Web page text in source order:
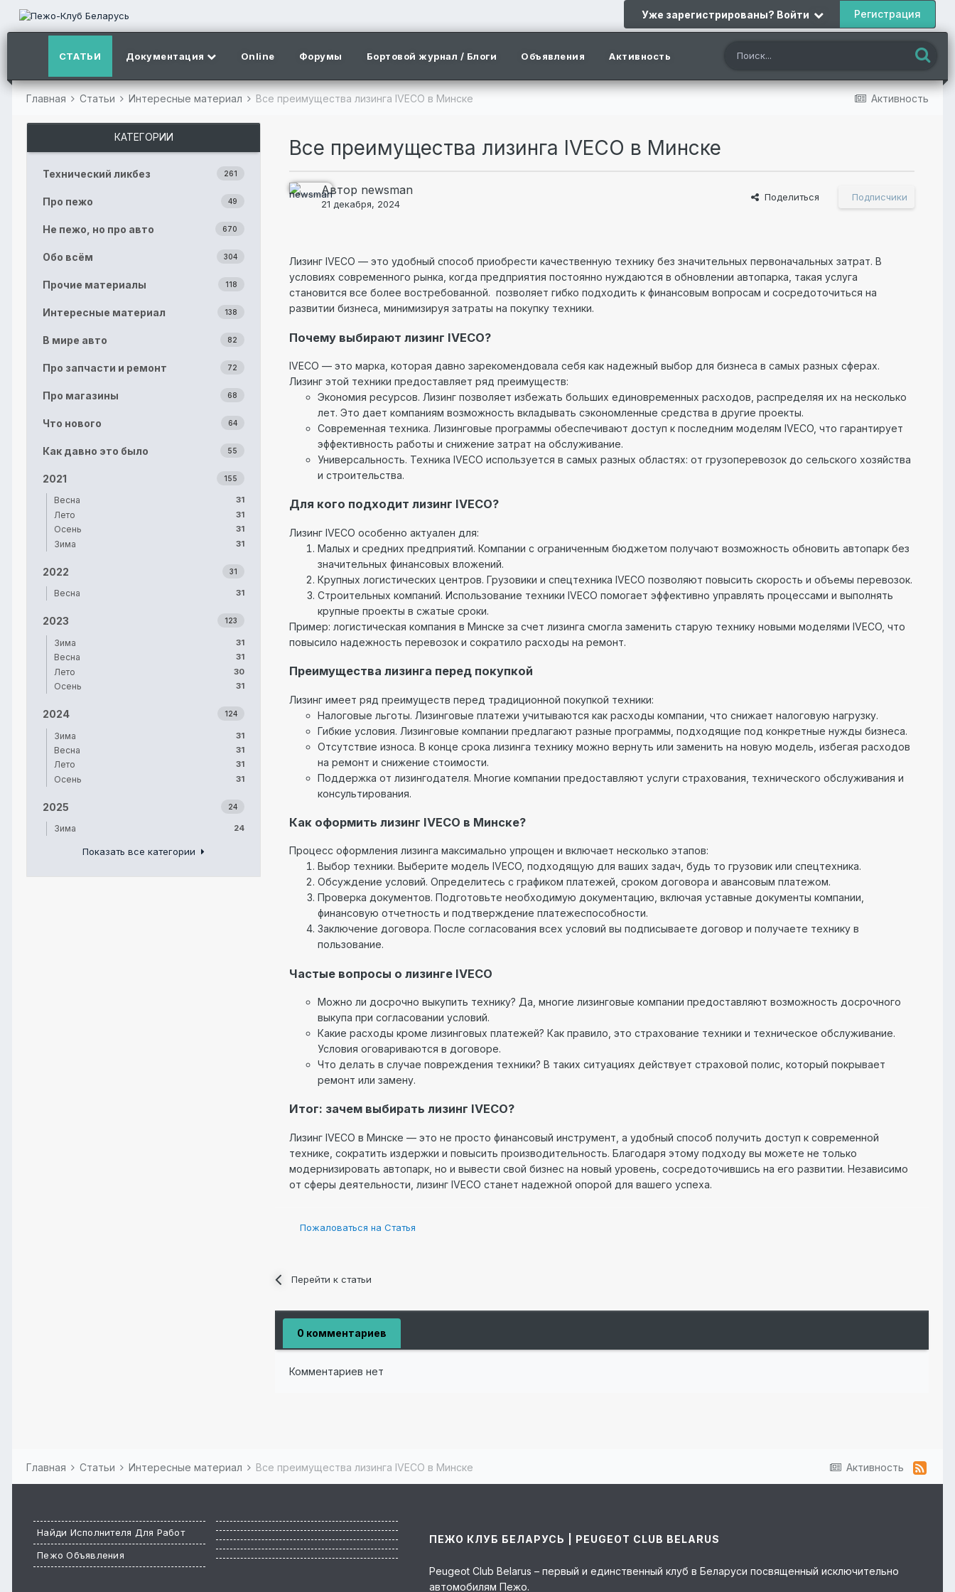
Уже зарегистрированы? Войти Регистрация
СТАТЬИ Документация Online Форумы Бортовой журнал / Блоги Объявления Активность
Активность
Главная Статьи Интересные материал Все преимущества лизинга IVECO в Минске
КАТЕГОРИИ
261
Технический ликбез
49
Про пежо
670
Не пежо, но про авто
304
Обо всём
118
Прочие материалы
138
Интересные материал
82
В мире авто
72
Про запчасти и ремонт
68
Про магазины
64
Что нового
55
Как давно это было
155
2021
31
Весна
31
Лето
31
Осень
31
Зима
31
2022
31
Весна
123
2023
31
Зима
31
Весна
30
Лето
31
Осень
124
2024
31
Зима
31
Весна
31
Лето
31
Осень
24
2025
24
Зима
Показать все категории
Все преимущества лизинга IVECO в Минске
Автор newsman
21 декабря, 2024
Поделиться Подписчики
Лизинг IVECO — это удобный способ приобрести качественную технику без значительных первоначальных затрат. В
условиях современного рынка, когда предприятия постоянно нуждаются в обновлении автопарка, такая услуга
становится все более востребованной. позволяет гибко подходить к финансовым вопросам и сосредоточиться на
развитии бизнеса, минимизируя затраты на покупку техники.
Почему выбирают лизинг IVECO?
IVECO — это марка, которая давно зарекомендовала себя как надежный выбор для бизнеса в самых разных сферах.
Лизинг этой техники предоставляет ряд преимуществ:
Экономия ресурсов. Лизинг позволяет избежать больших единовременных расходов, распределяя их на несколько
лет. Это дает компаниям возможность вкладывать сэкономленные средства в другие проекты.
Современная техника. Лизинговые программы обеспечивают доступ к последним моделям IVECO, что гарантирует
эффективность работы и снижение затрат на обслуживание.
Универсальность. Техника IVECO используется в самых разных областях: от грузоперевозок до сельского хозяйства
и строительства.
Для кого подходит лизинг IVECO?
Лизинг IVECO особенно актуален для:
Малых и средних предприятий. Компании с ограниченным бюджетом получают возможность обновить автопарк без
значительных финансовых вложений.
Крупных логистических центров. Грузовики и спецтехника IVECO позволяют повысить скорость и объемы перевозок.
Строительных компаний. Использование техники IVECO помогает эффективно управлять процессами и выполнять
крупные проекты в сжатые сроки.
Пример: логистическая компания в Минске за счет лизинга смогла заменить старую технику новыми моделями IVECO, что
повысило надежность перевозок и сократило расходы на ремонт.
Преимущества лизинга перед покупкой
Лизинг имеет ряд преимуществ перед традиционной покупкой техники:
Налоговые льготы. Лизинговые платежи учитываются как расходы компании, что снижает налоговую нагрузку.
Гибкие условия. Лизинговые компании предлагают разные программы, подходящие под конкретные нужды бизнеса.
Отсутствие износа. В конце срока лизинга технику можно вернуть или заменить на новую модель, избегая расходов
на ремонт и снижение стоимости.
Поддержка от лизингодателя. Многие компании предоставляют услуги страхования, технического обслуживания и
консультирования.
Как оформить лизинг IVECO в Минске?
Процесс оформления лизинга максимально упрощен и включает несколько этапов:
Выбор техники. Выберите модель IVECO, подходящую для ваших задач, будь то грузовик или спецтехника.
Обсуждение условий. Определитесь с графиком платежей, сроком договора и авансовым платежом.
Проверка документов. Подготовьте необходимую документацию, включая уставные документы компании,
финансовую отчетность и подтверждение платежеспособности.
Заключение договора. После согласования всех условий вы подписываете договор и получаете технику в
пользование.
Частые вопросы о лизинге IVECO
Можно ли досрочно выкупить технику? Да, многие лизинговые компании предоставляют возможность досрочного
выкупа при согласовании условий.
Какие расходы кроме лизинговых платежей? Как правило, это страхование техники и техническое обслуживание.
Условия оговариваются в договоре.
Что делать в случае повреждения техники? В таких ситуациях действует страховой полис, который покрывает
ремонт или замену.
Итог: зачем выбирать лизинг IVECO?
Лизинг IVECO в Минске — это не просто финансовый инструмент, а удобный способ получить доступ к современной
технике, сократить издержки и повысить производительность. Благодаря этому подходу вы можете не только
модернизировать автопарк, но и вывести свой бизнес на новый уровень, сосредоточившись на его развитии. Независимо
от сферы деятельности, лизинг IVECO станет надежной опорой для вашего успеха.
Пожаловаться на Статья
Перейти к статьи
0 комментариев
Комментариев нет
Активность
Главная Статьи Интересные материал Все преимущества лизинга IVECO в Минске
Найди Исполнителя Для Работ
Пежо Объявления
ПЕЖО КЛУБ БЕЛАРУСЬ | PEUGEOT CLUB BELARUS
Peugeot Club Belarus – первый и единственный клуб в Беларуси посвященный исключительно
автомобилям Пежо.